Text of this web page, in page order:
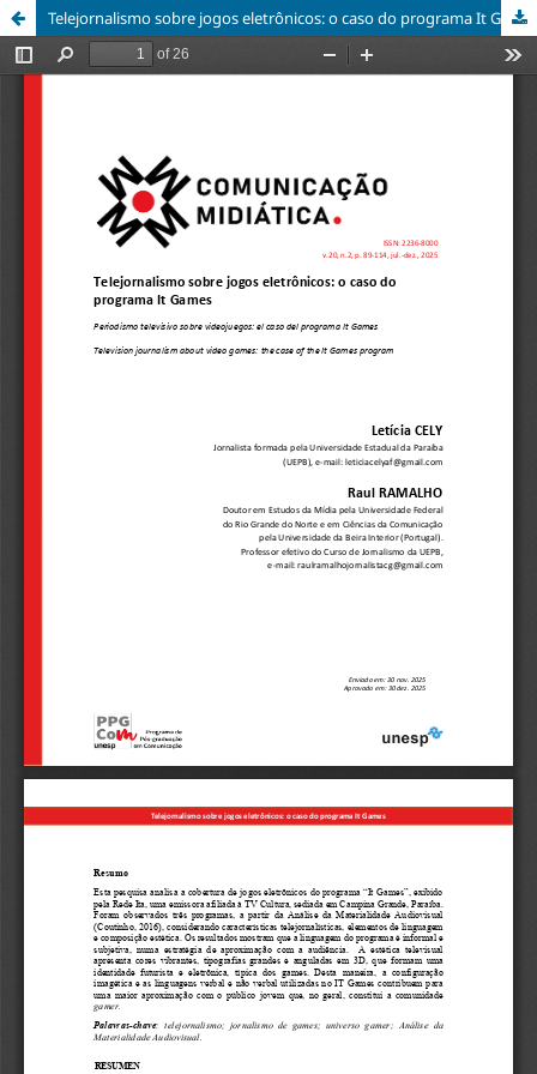
Telejornalismo sobre jogos eletrônicos: o caso do programa It Games